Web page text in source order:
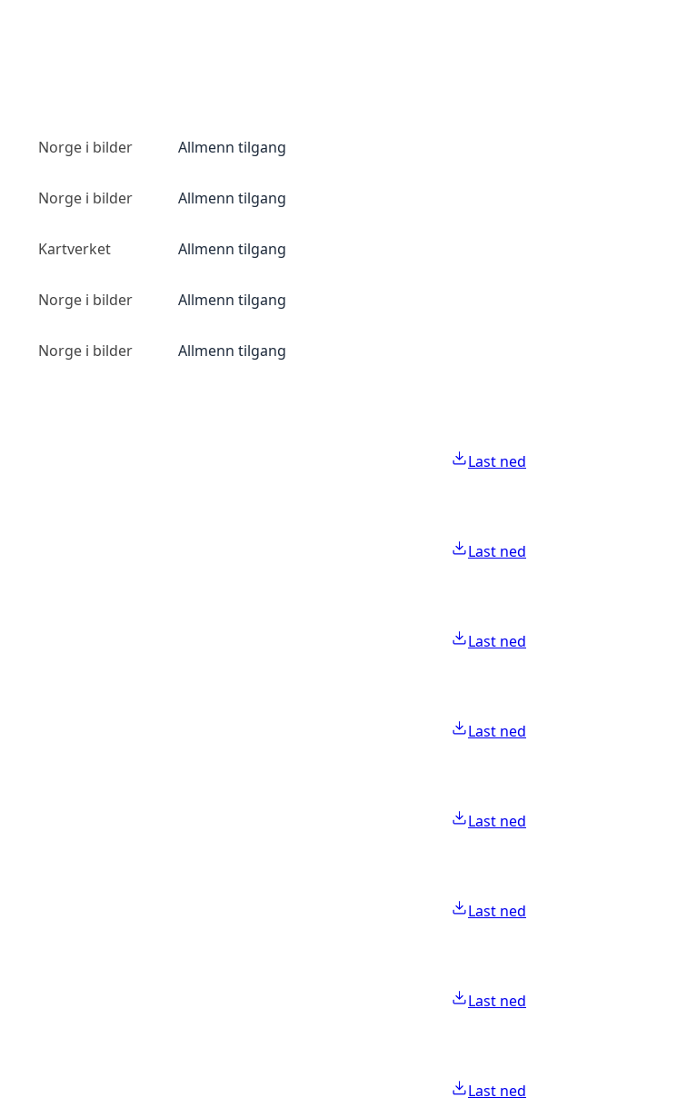
Norge i bilder Allmenn tilgang
Norge i bilder Allmenn tilgang
Kartverket Allmenn tilgang
Norge i bilder Allmenn tilgang
Norge i bilder Allmenn tilgang
Last ned
Last ned
Last ned
Last ned
Last ned
Last ned
Last ned
Last ned